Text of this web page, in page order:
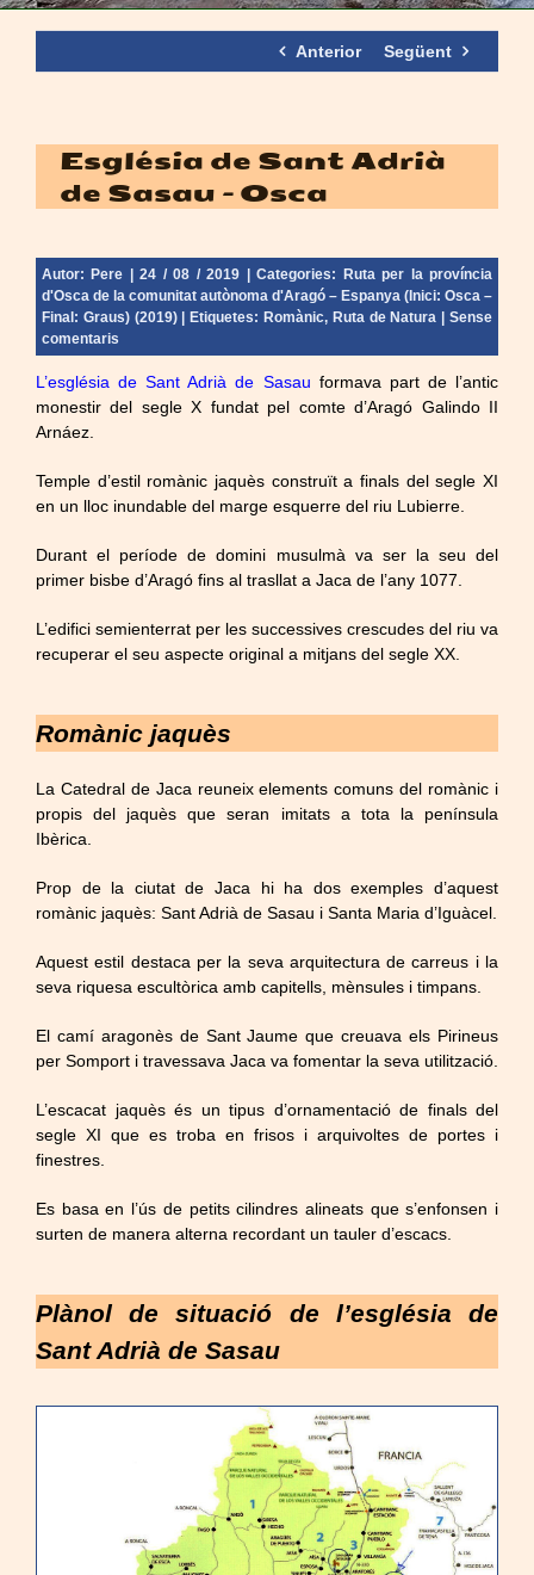
Anterior Següent
Església de Sant Adrià
de Sasau – Osca
Autor: Pere | 24 / 08 / 2019 | Categories:
Ruta per la província
d'Osca de la comunitat autònoma d'Aragó – Espanya (Inici: Osca –
Final: Graus) (2019)| Etiquetes: Romànic, Ruta de Natura |Sense
comentaris
L’església de Sant Adrià de Sasau formava part de l’antic
monestir del segle X fundat pel comte d’Aragó Galindo II
Arnáez.
Temple d’estil romànic jaquès construït a finals del segle XI
en un lloc inundable del marge esquerre del riu Lubierre.
Durant el període de domini musulmà va ser la seu del
primer bisbe d’Aragó fins al trasllat a Jaca de l’any 1077.
L’edifici semienterrat per les successives crescudes del riu va
recuperar el seu aspecte original a mitjans del segle XX.
Romànic jaquès
La Catedral de Jaca reuneix elements comuns del romànic i
propis del jaquès que seran imitats a tota la península
Ibèrica.
Prop de la ciutat de Jaca hi ha dos exemples d’aquest
romànic jaquès: Sant Adrià de Sasau i Santa Maria d’Iguàcel.
Aquest estil destaca per la seva arquitectura de carreus i la
seva riquesa escultòrica amb capitells, mènsules i timpans.
El camí aragonès de Sant Jaume que creuava els Pirineus
per Somport i travessava Jaca va fomentar la seva utilització.
L’escacat jaquès és un tipus d’ornamentació de finals del
segle XI que es troba en frisos i arquivoltes de portes i
finestres.
Es basa en l’ús de petits cilindres alineats que s’enfonsen i
surten de manera alterna recordant un tauler d’escacs.
Plànol de situació de l’església de
Sant Adrià de Sasau